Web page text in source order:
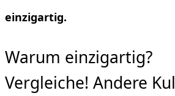
einzigartig.
Warum einzigartig?
Vergleiche! Andere